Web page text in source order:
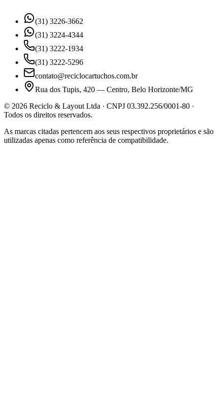
(31) 3226-3662
(31) 3224-4344
(31) 3222-1934
(31) 3222-5296
contato@reciclocartuchos.com.br
Rua dos Tupis, 420 — Centro, Belo Horizonte/MG
© 2026 Reciclo & Layout Ltda · CNPJ 03.392.256/0001-80 ·
Todos os direitos reservados.
As marcas citadas pertencem aos seus respectivos proprietários e são
utilizadas apenas como referência de compatibilidade.